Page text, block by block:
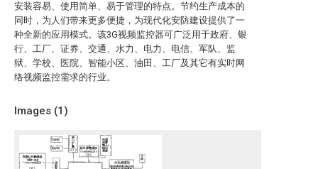
安装容易、使用简单、易于管理的特点。节约生产成本的
同时，为人们带来更多便捷，为现代化安防建设提供了一
种全新的应用模式。该3G视频监控器可广泛用于政府、银
行、工厂、证券、交通、水力、电力、电信、军队、监
狱、学校、医院、智能小区、油田、工厂及其它有实时网
络视频监控需求的行业。
Images (1)